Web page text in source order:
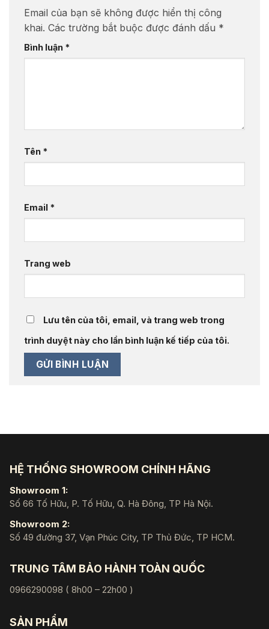
Email của bạn sẽ không được hiển thị công
khai. Các trường bắt buộc được đánh dấu *
Bình luận *
Tên *
Email *
Trang web
Lưu tên của tôi, email, và trang web trong
trình duyệt này cho lần bình luận kế tiếp của tôi.
HỆ THỐNG SHOWROOM CHÍNH HÃNG
Showroom 1:
Số 66 Tố Hữu, P. Tố Hữu, Q. Hà Đông, TP Hà Nội.
Showroom 2:
Số 49 đường 37, Vạn Phúc City, TP Thủ Đức, TP HCM.
TRUNG TÂM BẢO HÀNH TOÀN QUỐC
0966290098 ( 8h00 – 22h00 )
SẢN PHẨM